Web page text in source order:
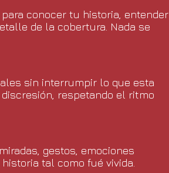
conocer tu historia, entender
de la cobertura. Nada se
sin interrumpir lo que esta
respetando el ritmo
gestos, emociones
tal como fué vivida.